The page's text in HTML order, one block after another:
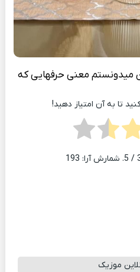
میدونستم معنی حرفهایی که
تا به آن امتیاز دهید!
/ 5. شمارش آرا: 193
موزیک